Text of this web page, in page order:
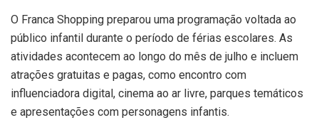
O Franca Shopping preparou uma programação voltada ao
público infantil durante o período de férias escolares. As
atividades acontecem ao longo do mês de julho e incluem
atrações gratuitas e pagas, como encontro com
influenciadora digital, cinema ao ar livre, parques temáticos
e apresentações com personagens infantis.